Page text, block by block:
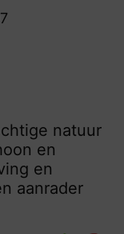
natuur
en
en
aanrader